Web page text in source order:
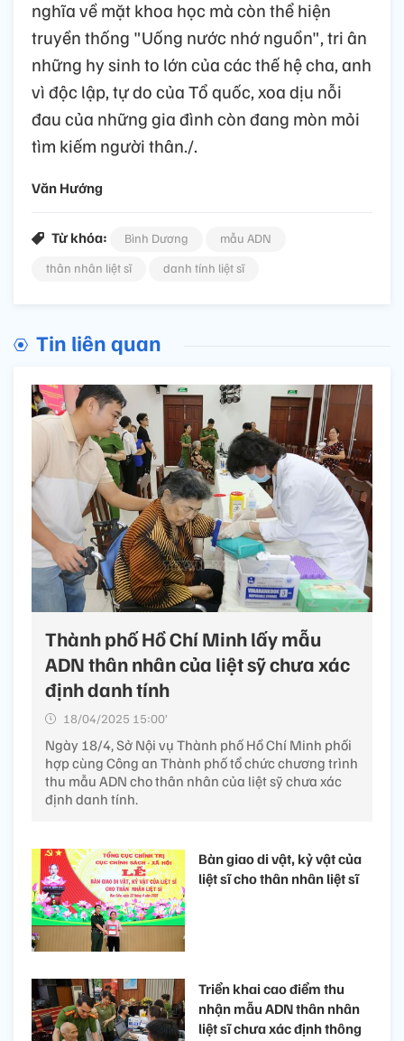
nghĩa về mặt khoa học mà còn thể hiện
truyền thống "Uống nước nhớ nguồn", tri ân
những hy sinh to lớn của các thế hệ cha, anh
vì độc lập, tự do của Tổ quốc, xoa dịu nỗi
đau của những gia đình còn đang mòn mỏi
tìm kiếm người thân./.
Văn Hướng
Từ khóa: Bình Dương
mẫu ADN
thân nhân liệt sĩ
danh tính liệt sĩ
Tin liên quan
Thành phố Hồ Chí Minh lấy mẫu
ADN thân nhân của liệt sỹ chưa xác
định danh tính
18/04/2025 15:00’
Ngày 18/4, Sở Nội vụ Thành phố Hồ Chí Minh phối
hợp cùng Công an Thành phố tổ chức chương trình
thu mẫu ADN cho thân nhân của liệt sỹ chưa xác
định danh tính.
Bàn giao di vật, kỷ vật của
liệt sĩ cho thân nhân liệt sĩ
Triển khai cao điểm thu
nhận mẫu ADN thân nhân
liệt sĩ chưa xác định thông